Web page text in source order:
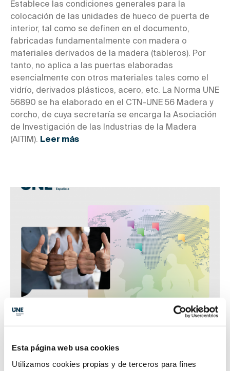
Esta página web usa cookies
Utilizamos cookies propias y de terceros para fines
Establece las condiciones generales para la
colocación de las unidades de hueco de puerta de
interior, tal como se definen en el documento,
fabricadas fundamentalmente con madera o
materiales derivados de la madera (tableros). Por
tanto, no aplica a las puertas elaboradas
esencialmente con otros materiales tales como el
vidrío, derivados plásticos, acero, etc. La Norma UNE
56890 se ha elaborado en el CTN-UNE 56 Madera y
corcho, de cuya secretaría se encarga la Asociación
de Investigación de las Industrias de la Madera
(AITIM). Leer más